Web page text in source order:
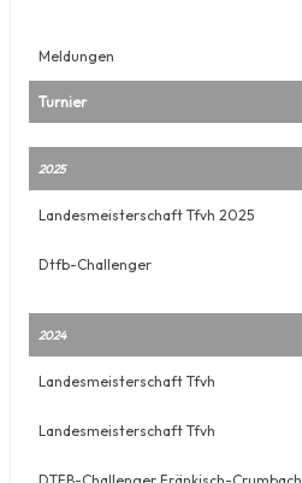
Meldungen
Turnier
2025
Landesmeisterschaft Tfvh 2025
Dtfb-Challenger
2024
Landesmeisterschaft Tfvh
Landesmeisterschaft Tfvh